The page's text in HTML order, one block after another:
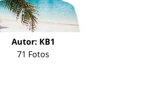
Autor: KB1
71 Fotos